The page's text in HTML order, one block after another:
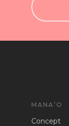
MANA’O
Concept